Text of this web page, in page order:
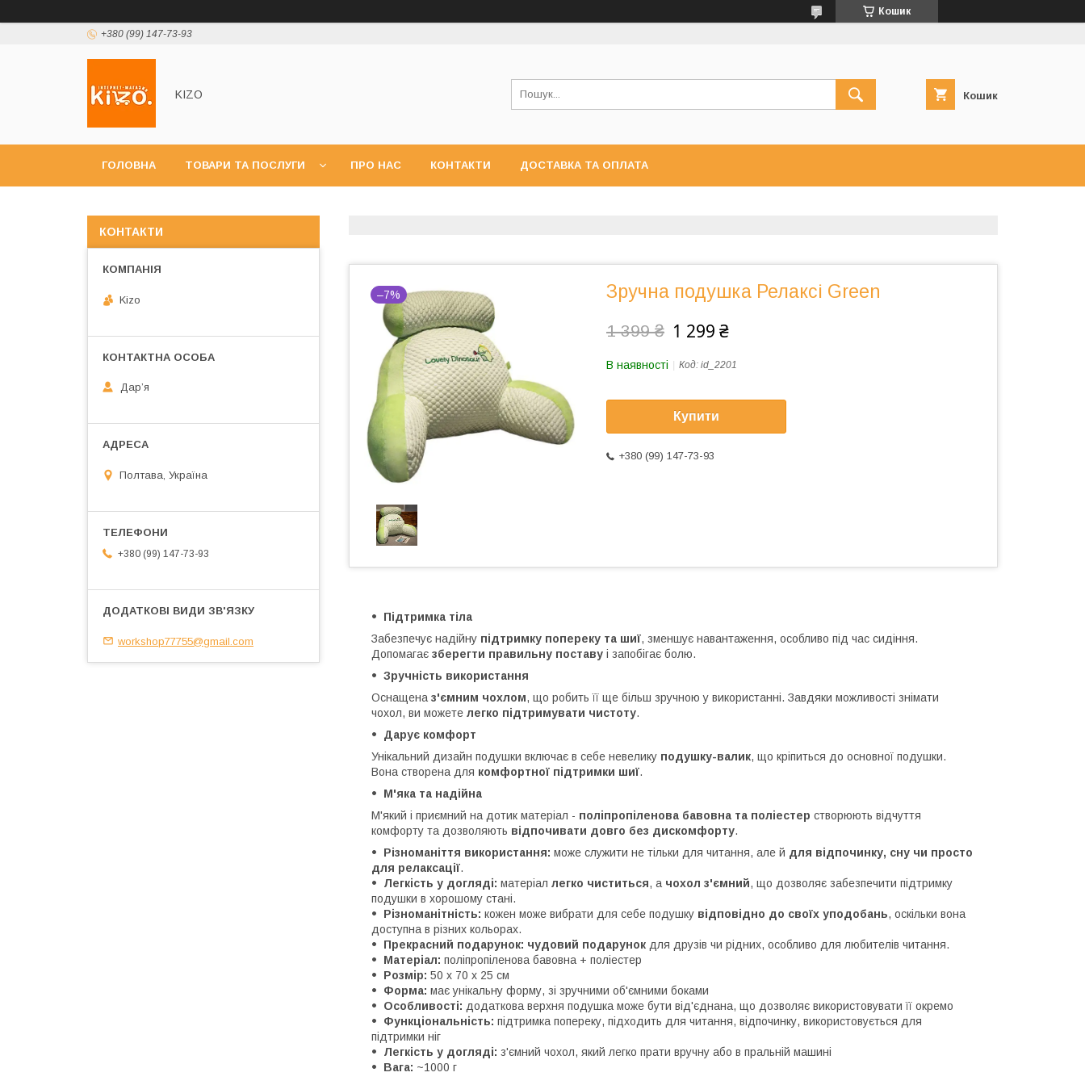
Кошик
+380 (99) 147-73-93
KIZO Кошик
ГОЛОВНА ТОВАРИ ТА ПОСЛУГИ ПРО НАС КОНТАКТИ ДОСТАВКА ТА ОПЛАТА
–7% Зручна подушка Релаксі Green
1 399 ₴ 1 299 ₴
В наявності Код: id_2201
Купити
+380 (99) 147-73-93
Підтримка тіла
Забезпечує надійну підтримку попереку та шиї, зменшує навантаження, особливо під час сидіння.
Допомагає зберегти правильну поставу і запобігає болю.
Зручність використання
Оснащена з'ємним чохлом, що робить її ще більш зручною у використанні. Завдяки можливості знімати
чохол, ви можете легко підтримувати чистоту.
Дарує комфорт
Унікальний дизайн подушки включає в себе невелику подушку-валик, що кріпиться до основної подушки.
Вона створена для комфортної підтримки шиї.
М'яка та надійна
М'який і приємний на дотик матеріал - поліпропіленова бавовна та поліестер створюють відчуття
комфорту та дозволяють відпочивати довго без дискомфорту.
Різноманіття використання: може служити не тільки для читання, але й для відпочинку, сну чи просто
для релаксації.
Легкість у догляді: матеріал легко чиститься, а чохол з'ємний, що дозволяє забезпечити підтримку
подушки в хорошому стані.
Різноманітність: кожен може вибрати для себе подушку відповідно до своїх уподобань, оскільки вона
доступна в різних кольорах.
Прекрасний подарунок: чудовий подарунок для друзів чи рідних, особливо для любителів читання.
Матеріал: поліпропіленова бавовна + поліестер
Розмір: 50 х 70 х 25 см
Форма: має унікальну форму, зі зручними об'ємними боками
Особливості: додаткова верхня подушка може бути від'єднана, що дозволяє використовувати її окремо
Функціональність: підтримка попереку, підходить для читання, відпочинку, використовується для
підтримки ніг
Легкість у догляді: з'ємний чохол, який легко прати вручну або в пральній машині
Вага: ~1000 г
КОНТАКТИ
Kizo
Дарʼя
Полтава, Україна
+380 (99) 147-73-93
workshop77755@gmail.com